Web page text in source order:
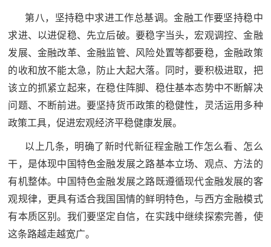
服
务
退
役
军
人
服
务
文
化
防
文
化
国
防
红
文
第八，坚持稳中求进工作总基调。金融工作要坚持稳中
求进、以进促稳、先立后破。要稳字当头，宏观调控、金融
发展、金融改革、金融监管、风险处置等都要稳，金融政策
的收和放不能太急，防止大起大落。同时，要积极进取，把
该立的抓紧立起来，在稳住阵脚、稳住基本态势中不断解决
问题、不断前进。要坚持货币政策的稳健性，灵活运用多种
政策工具，促进宏观经济平稳健康发展。
以上几条，明确了新时代新征程金融工作怎么看、怎么
干，是体现中国特色金融发展之路基本立场、观点、方法的
有机整体。中国特色金融发展之路既遵循现代金融发展的客
观规律，更具有适合我国国情的鲜明特色，与西方金融模式
有本质区别。我们要坚定自信，在实践中继续探索完善，使
这条路越走越宽广。